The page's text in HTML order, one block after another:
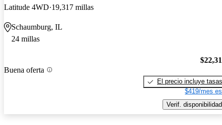
Latitude 4WD 19,317 millas
Schaumburg, IL
24 millas
Buena oferta
El precio incluye tasas
$419/mes
Verif. disponibilidad